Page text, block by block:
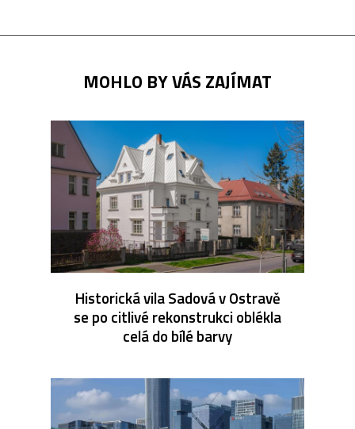
MOHLO BY VÁS ZAJÍMAT
Historická vila Sadová v Ostravě
se po citlivé rekonstrukci oblékla
celá do bílé barvy